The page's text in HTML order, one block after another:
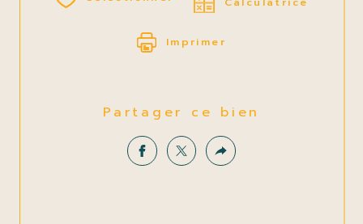
Imprimer
Partager ce bien